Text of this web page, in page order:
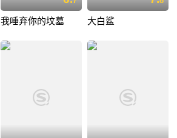
我唾弃你的坟墓 大白鲨